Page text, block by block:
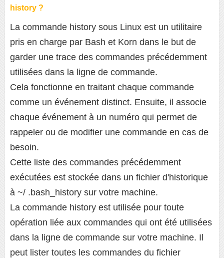
history ?
La commande history sous Linux est un utilitaire
pris en charge par Bash et Korn dans le but de
garder une trace des commandes précédemment
utilisées dans la ligne de commande.
Cela fonctionne en traitant chaque commande
comme un événement distinct. Ensuite, il associe
chaque événement à un numéro qui permet de
rappeler ou de modifier une commande en cas de
besoin.
Cette liste des commandes précédemment
exécutées est stockée dans un fichier d'historique
à ~/ .bash_history sur votre machine.
La commande history est utilisée pour toute
opération liée aux commandes qui ont été utilisées
dans la ligne de commande sur votre machine. Il
peut lister toutes les commandes du fichier